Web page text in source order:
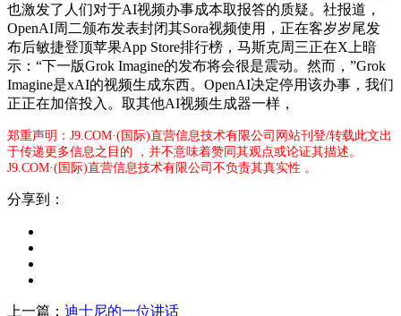
也激发了人们对于AI视频办事成本取报答的质疑。社报道，
OpenAI周二颁布发表封闭其Sora视频使用，正在客岁岁尾发
布后敏捷登顶苹果App Store排行榜，马斯克周三正在X上暗
示：“下一版Grok Imagine的发布将会很是震动。然而，”Grok
Imagine是xAI的视频生成东西。OpenAI决定停用该办事，我们
正正在加倍投入。取其他AI视频生成器一样，
郑重声明：J9.COM·(国际)直营信息技术有限公司网站刊登/转载此文出
于传递更多信息之目的 ，并不意味着赞同其观点或论证其描述。
J9.COM·(国际)直营信息技术有限公司不负责其真实性 。
分享到：
上一篇： 迪士尼的一位讲话